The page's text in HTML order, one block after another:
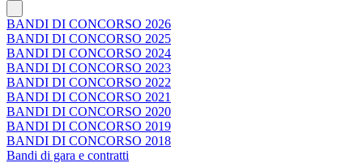
BANDI DI CONCORSO 2026
BANDI DI CONCORSO 2025
BANDI DI CONCORSO 2024
BANDI DI CONCORSO 2023
BANDI DI CONCORSO 2022
BANDI DI CONCORSO 2021
BANDI DI CONCORSO 2020
BANDI DI CONCORSO 2019
BANDI DI CONCORSO 2018
Bandi di gara e contratti